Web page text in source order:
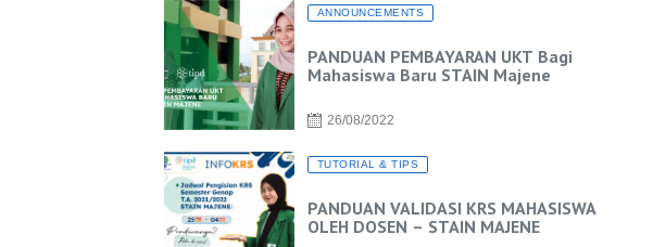
ANNOUNCEMENTS
PANDUAN PEMBAYARAN UKT Bagi
Mahasiswa Baru STAIN Majene
26/08/2022
TUTORIAL & TIPS
PANDUAN VALIDASI KRS MAHASISWA
OLEH DOSEN – STAIN MAJENE